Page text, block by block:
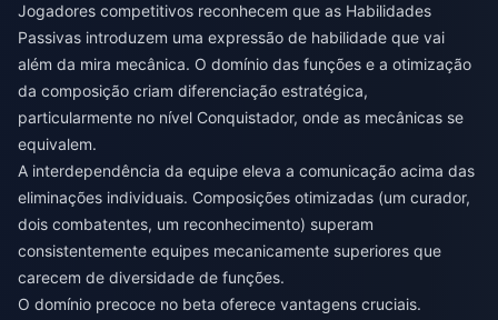
Jogadores competitivos reconhecem que as Habilidades
Passivas introduzem uma expressão de habilidade que vai
além da mira mecânica. O domínio das funções e a otimização
da composição criam diferenciação estratégica,
particularmente no nível Conquistador, onde as mecânicas se
equivalem.
A interdependência da equipe eleva a comunicação acima das
eliminações individuais. Composições otimizadas (um curador,
dois combatentes, um reconhecimento) superam
consistentemente equipes mecanicamente superiores que
carecem de diversidade de funções.
O domínio precoce no beta oferece vantagens cruciais.